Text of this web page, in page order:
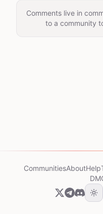
Comments live in
to a community
CommunitiesAboutHelp